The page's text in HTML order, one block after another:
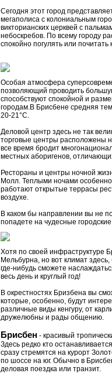
Сегодня этот город
мегаполиса с колониальным
викторианских церквей с
небоскребов. По всему городу
спокойно погулять или почитать
Особая атмосфера
позволяющий проводить
способствуют спокойной и
городам.В Брисбене средняя
20-21°C.
Деловой центр здесь не так
торговые центры расположены
все время бродит
местных аборигенов,
Рестораны и центры ночной
Молл. Теплыми ночами особенно
работают открытые террасы
воздухе.
В каком бы направлении вы не
попадете на чудесные
Хотя по своей инфраструктуре
Мельбурна, но вот климат
где-нибудь сможете
весь день и круглый год!
В окрестностях Бризбена вы
которые, особенно, будут
различные виды кенгуру, от
дружелюбны и рады общению.
Брисбен - красивый
Здесь редко кто
сразу стремятся на курорт
по шоссе на юг. Обычно в
деловая поездка или транзит.